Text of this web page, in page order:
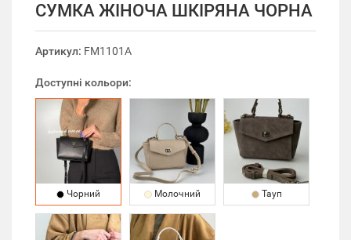
СУМКА ЖІНОЧА ШКІРЯНА ЧОРНА
Артикул: FM1101A
Доступні кольори:
Чорний Молочний Тауп